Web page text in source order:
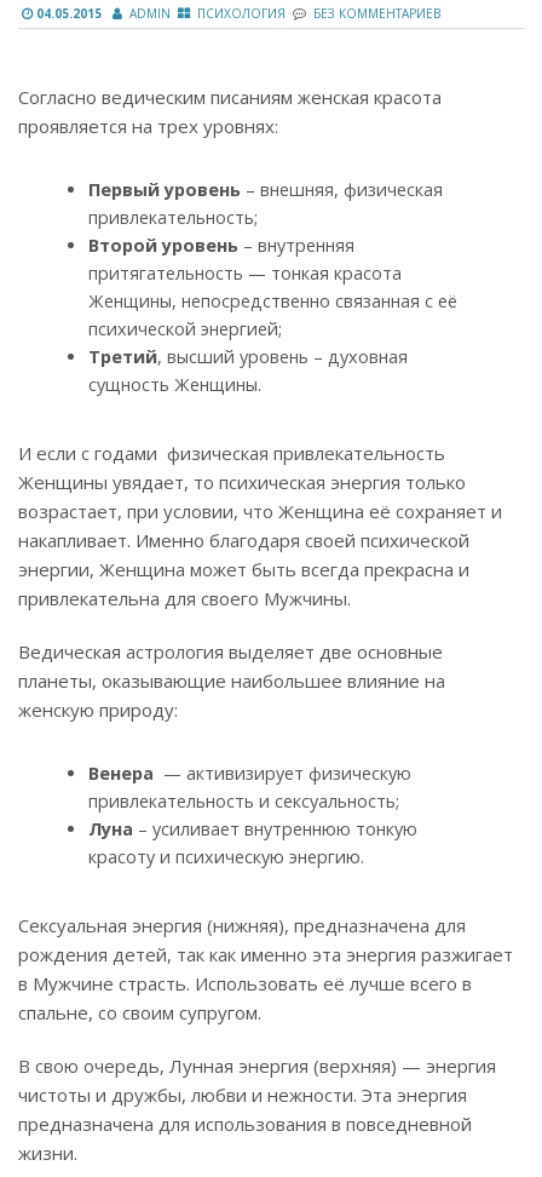
04.05.2015 ADMIN ПСИХОЛОГИЯ БЕЗ КОММЕНТАРИЕВ
Согласно ведическим писаниям женская красота
проявляется на трех уровнях:
Первый уровень– внешняя, физическая
привлекательность;
Второй уровень– внутренняя
притягательность — тонкая красота
Женщины, непосредственно связанная с её
психической энергией;
Третий, высший уровень – духовная
сущность Женщины.
И если с годами физическая привлекательность
Женщины увядает, то психическая энергия только
возрастает, при условии, что Женщина её сохраняет и
накапливает. Именно благодаря своей психической
энергии, Женщина может быть всегда прекрасна и
привлекательна для своего Мужчины.
Ведическая астрология выделяет две основные
планеты, оказывающие наибольшее влияние на
женскую природу:
Венера — активизирует физическую
привлекательность и сексуальность;
Луна – усиливает внутреннюю тонкую
красоту и психическую энергию.
Сексуальная энергия (нижняя), предназначена для
рождения детей, так как именно эта энергия разжигает
в Мужчине страсть. Использовать её лучше всего в
спальне, со своим супругом.
В свою очередь, Лунная энергия (верхняя) — энергия
чистоты и дружбы, любви и нежности. Эта энергия
предназначена для использования в повседневной
жизни.